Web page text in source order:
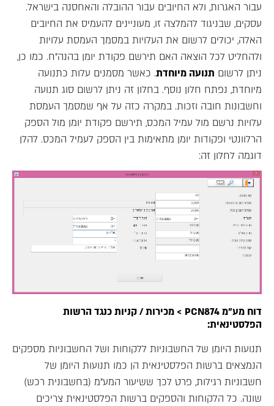
עבור האגרות, ולא החיובים עבור ההובלה והאחסנה בישראל.
עסקים, שבניגוד להמלצה זו, מעוניינים להעמיס את החיובים
האלה, יכולים לרשום את העלויות במסמך העמסת עלויות
ולהחליט לכל הוצאה האם תירשם פקודת יומן בהנה"ח. כמו כן,
ניתן לרשום תנועה מיוחדת. כאשר מסמנים עלות כתנועה
מיוחדת, נפתח חלון נוסף. בחלון זה ניתן לרשום סוג תנועה
וחשבונות חובה וזכות. במקרה כזה על אף שמסמך העמסת
עלויות נרשם מול עמיל המכס, תירשם פקודת יומן מול הספק
הרלוונטי ופקודות יומן מתאימות בין הספק לעמיל המכס. להלן
דוגמה לחלון זה:
דוח מע"מ PCN874 > מכירות / קניות כנגד הרשות
הפלסטינאית:
תנועות היומן של החשבוניות ללקוחות ושל החשבוניות מספקים
הנמצאים ברשות הפלסטינאית הן כמו תנועות היומן של
חשבוניות רגילות, פרט לכך ששיעור המע"מ (בחשבונית רכש)
שונה. כל הלקוחות והספקים ברשות הפלסטינאית צריכים